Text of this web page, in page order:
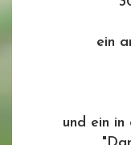
ein
und ein in